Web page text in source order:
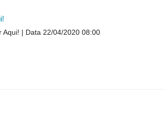
Aqui! Data 22/04/2020 08:00